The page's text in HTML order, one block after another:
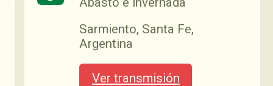
Sarmiento, Santa Fe,
Argentina
Ver transmisión